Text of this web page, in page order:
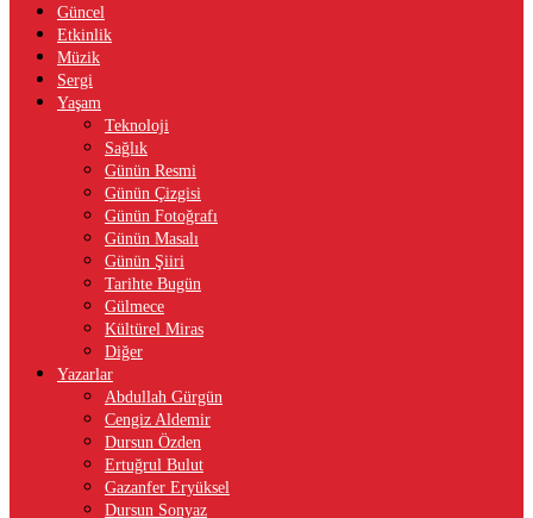
Güncel
Etkinlik
Müzik
Sergi
Yaşam
Teknoloji
Sağlık
Günün Resmi
Günün Çizgisi
Günün Fotoğrafı
Günün Masalı
Günün Şiiri
Tarihte Bugün
Gülmece
Kültürel Miras
Diğer
Yazarlar
Abdullah Gürgün
Cengiz Aldemir
Dursun Özden
Ertuğrul Bulut
Gazanfer Eryüksel
Dursun Sonyaz